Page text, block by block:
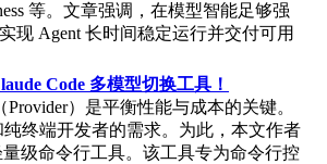
等。文章强调，在模型智能足够强
现 Agent 长时间稳定运行并交付可用
Code 多模型切换工具！
）是平衡性能与成本的关键。
终端开发者的需求。为此，本文作者
级命令行工具。该工具专为命令行控